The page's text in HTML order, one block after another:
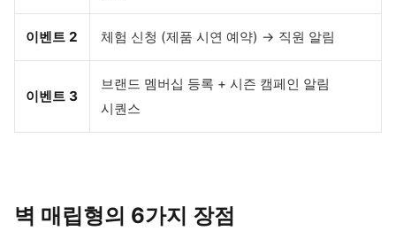
이벤트 2 체험 신청 (제품 시연 예약) → 직원 알림
이벤트 3
브랜드 멤버십 등록 + 시즌 캠페인 알림
시퀀스
벽 매립형의 6가지 장점